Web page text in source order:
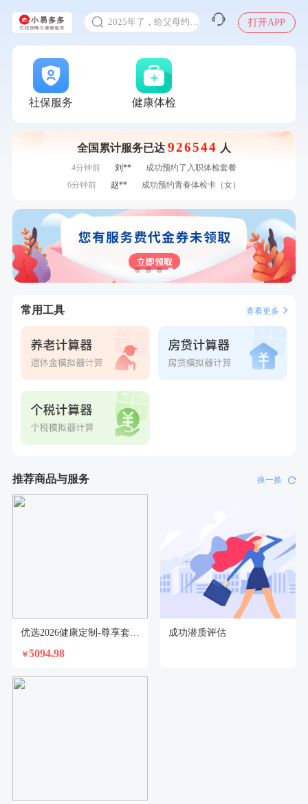
2025年了，给父母约个体检
入职体检在线预约
打开APP
社保服务 健康体检
全国累计服务已达 926544 人
刚刚 张**
成功预约了心脏病套餐
刚刚
成功预约了心脏病套餐
刚刚
毛**
购买了联创雅斯奶锅DF-CP103M
刚刚
购买了联创雅斯奶锅DF-CP103M
购买了便携式手持小风扇
1分钟前
成功预约了女性健康套餐二档
4分钟前
周**
购买了BP3颈椎热敷枕
4分钟前
刘**
成功预约了入职体检套餐
6分钟前
赵**
成功预约青春体检卡（女）
7分钟前
何*
购买了K3颈椎按摩仪（浅灰色）
7分钟前
姜**
成功预约了女性VIP体检套餐
成功预约了心脏病套餐
刚刚
成功预约了心脏病套餐
常用工具 查看更多
推荐商品与服务 换一换
￥5094.98
成功潜质评估